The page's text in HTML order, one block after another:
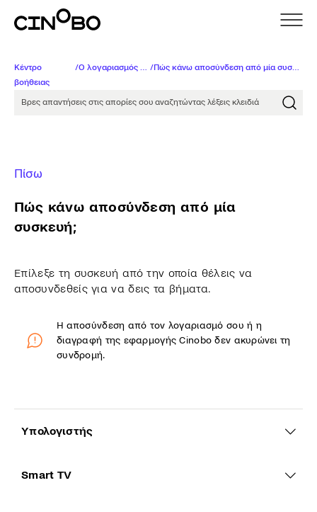
Κέντρο
βοήθειας
/ Ο λογαριασμός μου / Πώς κάνω αποσύνδεση από μία συσκευή;
Βρες απαντήσεις στις απορίες σου αναζητώντας
Πίσω
Πώς κάνω αποσύνδεση από μία
συσκευή;
Eπίλεξε τη συσκευή από την οποία θέλεις να
αποσυνδεθείς για να δεις τα βήματα.
Η αποσύνδεση από τον λογαριασμό σου ή η
διαγραφή της εφαρμογής Cinobo δεν ακυρώνει τη
συνδρομή.
Yπολογιστής
Smart TV